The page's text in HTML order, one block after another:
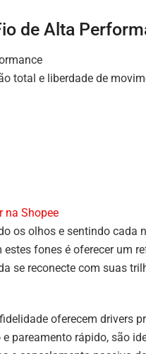
de Alta
total e liberdade de
na Shopee
os olhos e sentindo cada
fones é oferecer um
se reconecte com suas
oferecem drivers
pareamento rápido, são